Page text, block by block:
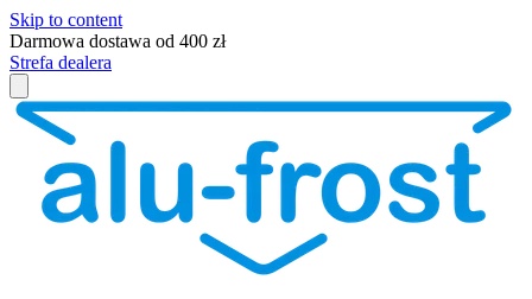
Skip to content
Darmowa dostawa od 400 zł
Strefa dealera